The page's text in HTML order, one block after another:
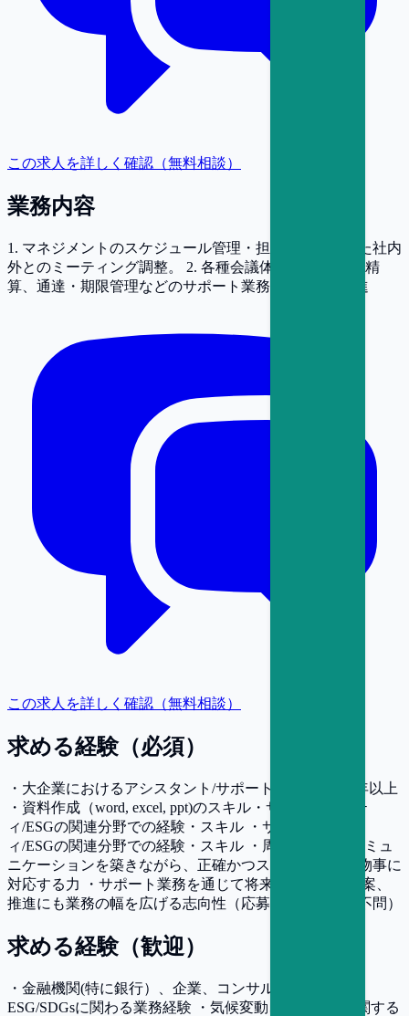
この求人を詳しく確認（無料相談）
業務内容
1. マネジメントのスケジュール管理・担当者分も含めた社内
外とのミーティング調整。 2. 各種会議体のロジ 3. 経費精
算、通達・期限管理などのサポート業務 4. 室内DX推進
この求人を詳しく確認（無料相談）
求める経験（必須）
・大企業におけるアシスタント/サポート業務の経験3年以上
・資料作成（word, excel, ppt)のスキル・サステナビリテ
ィ/ESGの関連分野での経験・スキル ・サステナビリテ
ィ/ESGの関連分野での経験・スキル ・周囲と良好なコミュ
ニケーションを築きながら、正確かつスピーディーに物事に
対応する力 ・サポート業務を通じて将来的に企画の立案、
推進にも業務の幅を広げる志向性（応募時点での経験不問）
求める経験（歓迎）
・金融機関(特に銀行）、企業、コンサル、行政での
ESG/SDGsに関わる業務経験 ・気候変動、社会課題に関する